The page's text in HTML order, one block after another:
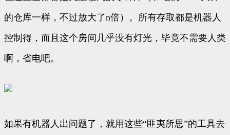
的仓库一样，不过放大了n倍）。所有存取都是机器人
控制得，而且这个房间几乎没有灯光，毕竟不需要人类
啊，省电吧。
如果有机器人出问题了，就用这些“匪夷所思”的工具去